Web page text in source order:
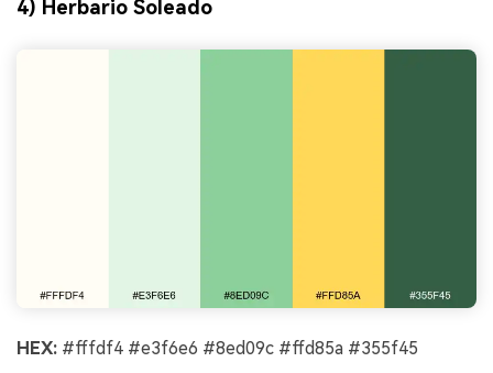
4) Herbario Soleado
HEX: #fffdf4 #e3f6e6 #8ed09c #ffd85a #355f45